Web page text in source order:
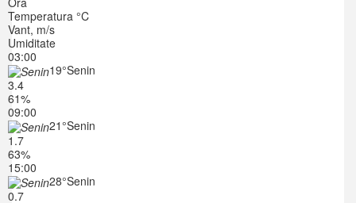
Temperatura °C
Vant, m/s
Umiditate
03:00
19°Senin
3.4
61%
09:00
21°Senin
1.7
63%
15:00
28°Senin
0.7